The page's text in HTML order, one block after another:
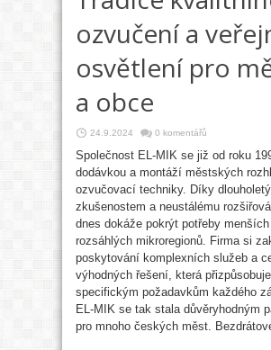
ozvučení a
osvětlení pro
a obce
24.9.2024 0 komentářů
Společnost EL-MIK se již od roku
dodávkou a montáží městských
ozvučovací techniky. Díky
zkušenostem a neustálému
dnes dokáže pokrýt potřeby
rozsáhlých mikroregionů. Firma si
poskytování komplexních služeb a
výhodných řešení, která přizpůsobuje
specifickým požadavkům každého
EL-MIK se tak stala důvěryhodným
pro mnoho českých měst.